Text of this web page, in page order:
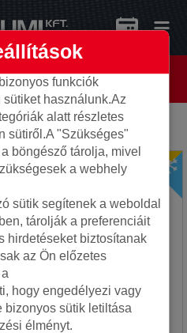
Pro+ XL-Autó gumi
funkciók
használunk.Az
alatt részletes
sütiről.A "Szükséges"
böngésző tárolja, mivel
a webhely
sütik segítenek a weboldal
tárolják a preferenciáit
hirdetéseket biztosítanak
az Ön előzetes
hogy engedélyezi vagy
bizonyos sütik letiltása
élményt.